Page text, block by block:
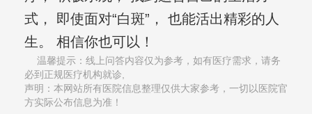
式， 即使面对“白斑”， 也能活出精彩的人
生。 相信你也可以！
温馨提示：线上问答内容仅为参考，如有医疗需求，请务
必到正规医疗机构就诊,
声明：本网站所有医院信息整理仅供大家参考，一切以医院官
方实际公布信息为准！